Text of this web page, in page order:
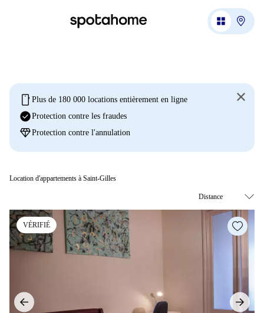
mobile Plus de 180 000 locations entièrement en ligne
check_circleProtection contre les fraudes
diamondProtection contre l'annulation
Location d'appartements à Saint-Gilles
VÉRIFIÉ